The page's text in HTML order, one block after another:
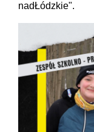
nadŁódzkie".